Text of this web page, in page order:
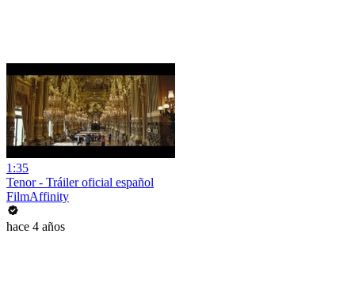
1:35
Tenor - Tráiler oficial español
FilmAffinity
hace 4 años